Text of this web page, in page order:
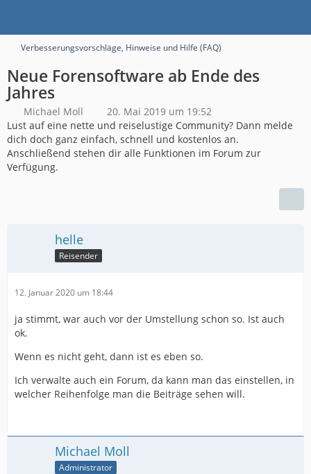
Verbesserungsvorschläge, Hinweise und Hilfe (FAQ)
Neue Forensoftware ab Ende des
Jahres
Michael Moll
20. Mai 2019 um 19:52
Lust auf eine nette und reiselustige Community? Dann melde
dich doch ganz einfach, schnell und kostenlos an.
Anschließend stehen dir alle Funktionen im Forum zur
Verfügung.
helle
Reisender
12. Januar 2020 um 18:44
ja stimmt, war auch vor der Umstellung schon so. Ist auch
ok.
Wenn es nicht geht, dann ist es eben so.
Ich verwalte auch ein Forum, da kann man das einstellen, in
welcher Reihenfolge man die Beiträge sehen will.
Michael Moll
Administrator